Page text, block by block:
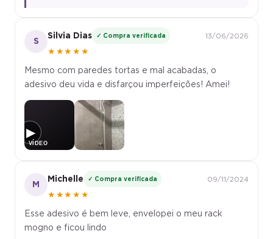
S
Silvia Dias ✓ Compra verificada
★★★★★
13/06/2026
Mesmo com paredes tortas e mal acabadas, o
adesivo deu vida e disfarçou imperfeições! Amei!
▶
M
Michelle ✓ Compra verificada
★★★★★
09/11/2024
Esse adesivo é bem leve, envelopei o meu rack
mogno e ficou lindo